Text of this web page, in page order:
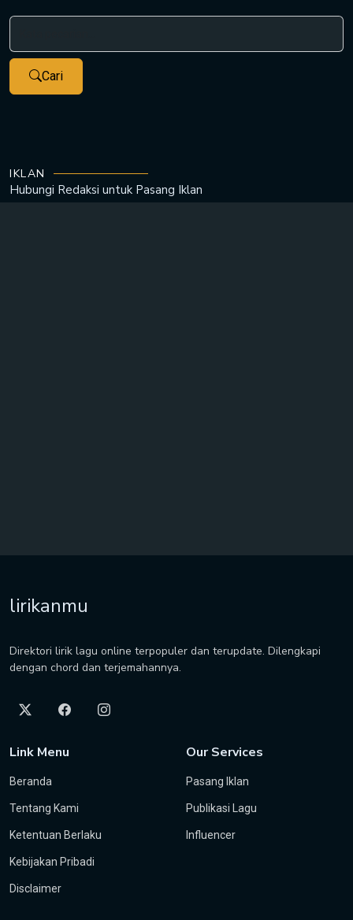
Cari
IKLAN
Hubungi Redaksi untuk Pasang Iklan
lirikanmu
Direktori lirik lagu online terpopuler dan terupdate. Dilengkapi
dengan chord dan terjemahannya.
Link Menu
Beranda
Tentang Kami
Ketentuan Berlaku
Kebijakan Pribadi
Disclaimer
Our Services
Pasang Iklan
Publikasi Lagu
Influencer